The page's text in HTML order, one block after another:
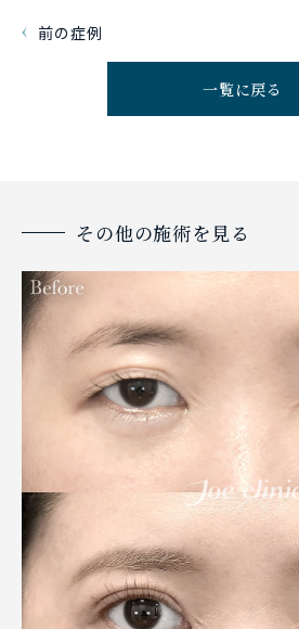
前の症例
一覧に戻る
その他の施術を見る